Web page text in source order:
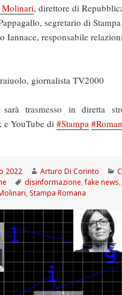
, direttore di
segretario di
Iannace, responsabile
giornalista TV2000
sarà trasmesso in diretta
e YouTube di#Stampa
2022 Autore
Arturo Di Corinto
Tag
disinformazione,fake news
,Stampa Romana